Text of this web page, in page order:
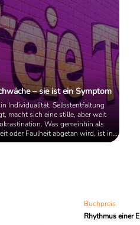
– sie ist ein Symptom
Individualität, Selbstentfaltung
macht sich eine stille, aber weit
Was gemeinhin als
oder Faulheit abgetan wird, ist in
einer Gesellschaft, die sich
Buchpreis
Rhythmus einer